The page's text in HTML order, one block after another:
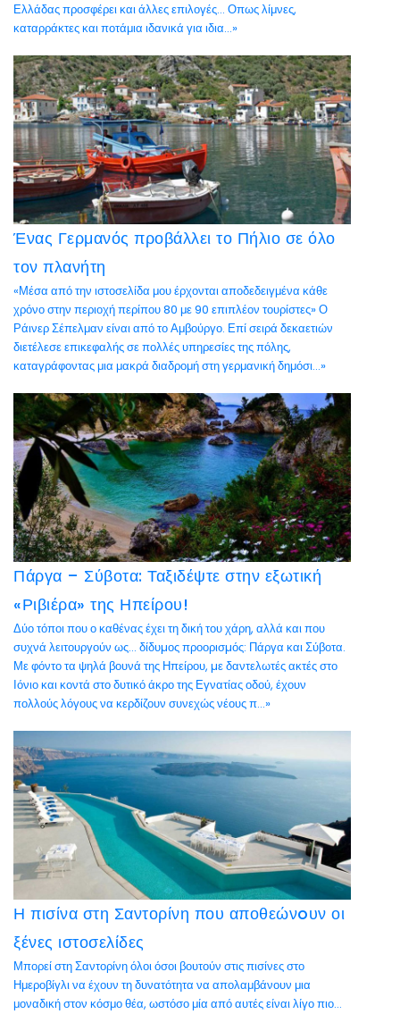
Ελλάδας προσφέρει και άλλες επιλογές… Οπως λίμνες,
καταρράκτες και ποτάμια ιδανικά για ιδια...»
Ένας Γερμανός προβάλλει το Πήλιο σε όλο
τον πλανήτη
«Μέσα από την ιστοσελίδα μου έρχονται αποδεδειγμένα κάθε
χρόνο στην περιοχή περίπου 80 με 90 επιπλέον τουρίστες» Ο
Ράινερ Σέπελμαν είναι από το Αμβούργο. Επί σειρά δεκαετιών
διετέλεσε επικεφαλής σε πολλές υπηρεσίες της πόλης,
καταγράφοντας μια μακρά διαδρομή στη γερμανική δημόσι...»
Πάργα – Σύβοτα: Ταξιδέψτε στην εξωτική
«Ριβιέρα» της Ηπείρου!
Δύο τόποι που ο καθένας έχει τη δική του χάρη, αλλά και που
συχνά λειτουργούν ως… δίδυµος προορισµός: Πάργα και Σύβοτα.
Με φόντο τα ψηλά βουνά της Ηπείρου, µε δαντελωτές ακτές στο
Ιόνιο και κοντά στο δυτικό άκρο της Εγνατίας οδού, έχουν
πολλούς λόγους να κερδίζουν συνεχώς νέους π...»
Η πισίνα στη Σαντορίνη που αποθεώνoυν οι
ξένες ιστοσελίδες
Μπορεί στη Σαντορίνη όλοι όσοι βουτούν στις πισίνες στο
Ημεροβίγλι να έχουν τη δυνατότητα να απολαμβάνουν μια
μοναδική στον κόσμο θέα, ωστόσο μία από αυτές είναι λίγο πιο…